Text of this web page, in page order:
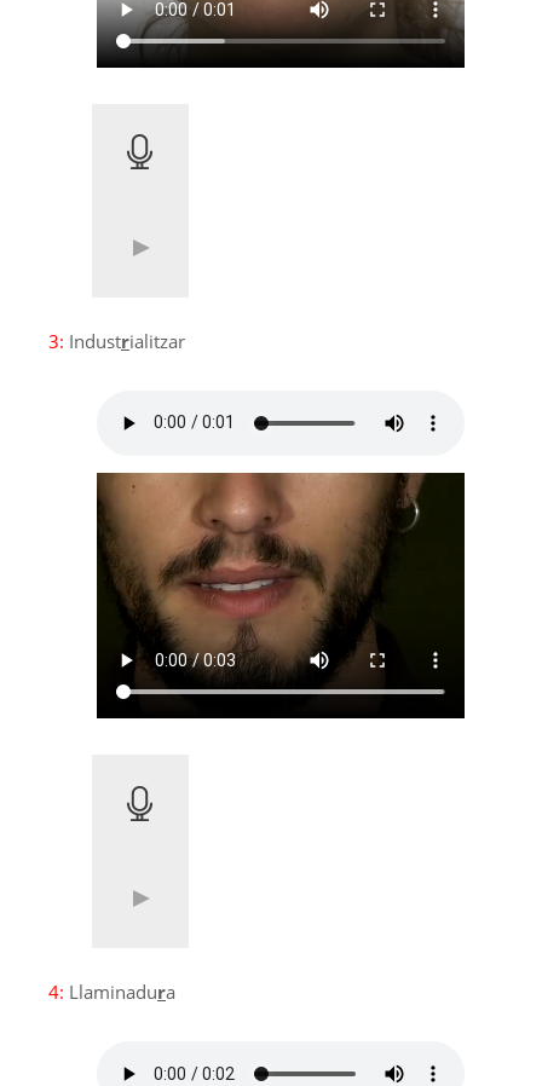
3: Industrialitzar
4: Llaminadura